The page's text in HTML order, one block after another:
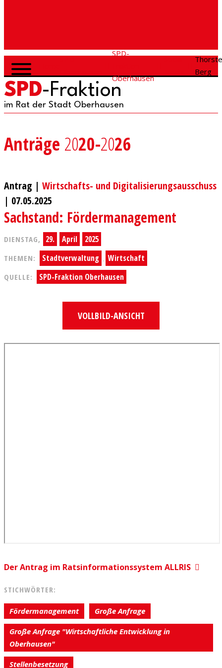
SPD-
Oberhausen
Berg
SPD-Fraktion
im Rat der Stadt Oberhausen
Anträge 2020-2026
Antrag | Wirtschafts- und Digitalisierungsausschuss
| 07.05.2025
Sachstand: Fördermanagement
DIENSTAG, 29. April 2025
THEMEN: Stadtverwaltung , Wirtschaft
QUELLE: SPD-Fraktion Oberhausen
VOLLBILD-ANSICHT
Der Antrag im Ratsinformationssystem ALLRIS
STICHWÖRTER:
Fördermanagement Große Anfrage
Große Anfrage "Wirtschaftliche Entwicklung in
Oberhausen"
Stellenbesetzung